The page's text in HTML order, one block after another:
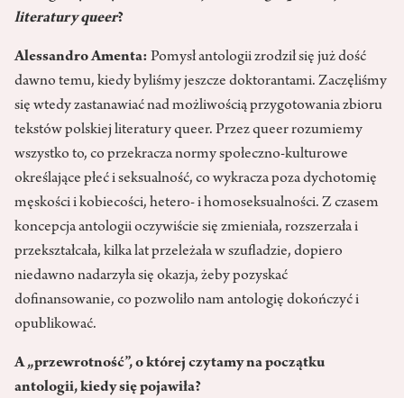
literatury queer?
Alessandro Amenta: Pomysł antologii zrodził się już dość
dawno temu, kiedy byliśmy jeszcze doktorantami. Zaczęliśmy
się wtedy zastanawiać nad możliwością przygotowania zbioru
tekstów polskiej literatury queer. Przez queer rozumiemy
wszystko to, co przekracza normy społeczno-kulturowe
określające płeć i seksualność, co wykracza poza dychotomię
męskości i kobiecości, hetero- i homoseksualności. Z czasem
koncepcja antologii oczywiście się zmieniała, rozszerzała i
przekształcała, kilka lat przeleżała w szufladzie, dopiero
niedawno nadarzyła się okazja, żeby pozyskać
dofinansowanie, co pozwoliło nam antologię dokończyć i
opublikować.
A „przewrotność”, o której czytamy na początku
antologii, kiedy się pojawiła?